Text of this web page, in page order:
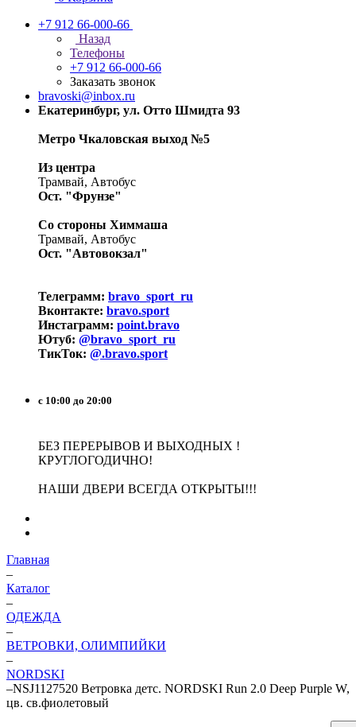
+7 912 66-000-66
Назад
Телефоны
+7 912 66-000-66
Заказать звонок
bravoski@inbox.ru
Екатеринбург, ул. Отто Шмидта 93
Метро Чкаловская выход №5
Из центра
Трамвай, Автобус
Ост. "Фрунзе"
Со стороны Химмаша
Трамвай, Автобус
Ост. "Автовокзал"
Телеграмм: bravo_sport_ru
Вконтакте: bravo.sport
Инстаграмм: point.bravo
Ютуб: @bravo_sport_ru
ТикТок: @.bravo.sport
с 10:00 до 20:00
БЕЗ ПЕРЕРЫВОВ И ВЫХОДНЫХ !
КРУГЛОГОДИЧНО!
НАШИ ДВЕРИ ВСЕГДА ОТКРЫТЫ!!!
Главная
–
Каталог
–
ОДЕЖДА
–
ВЕТРОВКИ, ОЛИМПИЙКИ
–
NORDSKI
–NSJ1127520 Ветровка детс. NORDSKI Run 2.0 Deep Purple W,
цв. св.фиолетовый